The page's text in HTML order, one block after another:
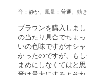
音 ： 静か 風量 ： 普通 効き
ブラウンを購入しま
の当たり具合でちょ
いの色味ですがオシ
かったのですが、も
まめにしなくてはと思